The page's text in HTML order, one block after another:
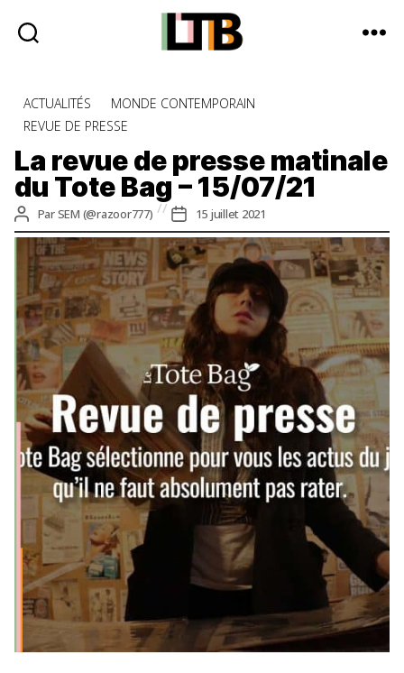
Bag
Média
d'information
quotidienne
Catégories
ACTUALITÉS
MONDE CONTEMPORAIN
REVUE DE PRESSE
La revue de presse matinale
du Tote Bag – 15/07/21
Auteur
de
l’article
ParSEM (@razoor777)
Date
de
l’article
15 juillet 2021